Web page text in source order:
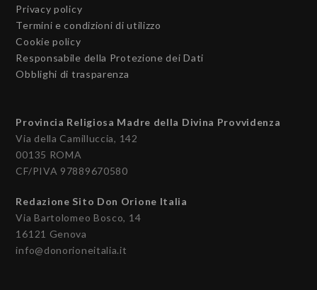
Privacy policy
Termini e condizioni di utilizzo
Cookie policy
Responsabile della Protezione dei Dati
Obblighi di trasparenza
Provincia Religiosa Madre della Divina Provvidenza
Via della Camilluccia, 142
00135 ROMA
CF/PIVA 97889670580
Redazione Sito Don Orione Italia
Via Bartolomeo Bosco, 14
16121 Genova
info@donorioneitalia.it